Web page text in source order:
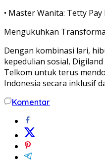
• Master Wanita: Tetty Pay
Mengukuhkan
Dengan kombinasi lari,
kepedulian sosial,
Telkom untuk terus
Indonesia secara inklusif
Komentar